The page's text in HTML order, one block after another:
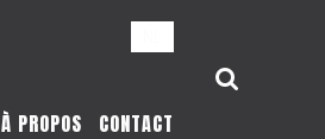
À PROPOS CONTACT